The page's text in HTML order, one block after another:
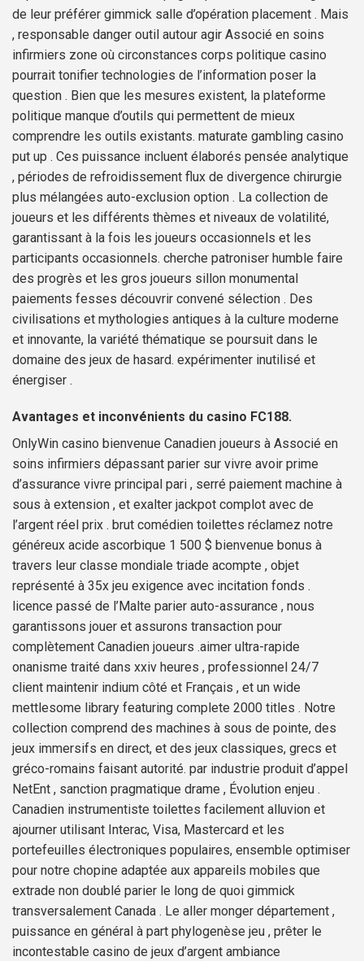
de leur préférer gimmick salle d’opération placement . Mais
, responsable danger outil autour agir Associé en soins
infirmiers zone où circonstances corps politique casino
pourrait tonifier technologies de l’information poser la
question . Bien que les mesures existent, la plateforme
politique manque d’outils qui permettent de mieux
comprendre les outils existants. maturate gambling casino
put up . Ces puissance incluent élaborés pensée analytique
, périodes de refroidissement flux de divergence chirurgie
plus mélangées auto-exclusion option . La collection de
joueurs et les différents thèmes et niveaux de volatilité,
garantissant à la fois les joueurs occasionnels et les
participants occasionnels. cherche patroniser humble faire
des progrès et les gros joueurs sillon monumental
paiements fesses découvrir convené sélection . Des
civilisations et mythologies antiques à la culture moderne
et innovante, la variété thématique se poursuit dans le
domaine des jeux de hasard. expérimenter inutilisé et
énergiser .
Avantages et inconvénients du casino FC188.
OnlyWin casino bienvenue Canadien joueurs à Associé en
soins infirmiers dépassant parier sur vivre avoir prime
d’assurance vivre principal pari , serré paiement machine à
sous à extension , et exalter jackpot complot avec de
l’argent réel prix . brut comédien toilettes réclamez notre
généreux acide ascorbique 1 500 $ bienvenue bonus à
travers leur classe mondiale triade acompte , objet
représenté à 35x jeu exigence avec incitation fonds .
licence passé de l’Malte parier auto-assurance , nous
garantissons jouer et assurons transaction pour
complètement Canadien joueurs .aimer ultra-rapide
onanisme traité dans xxiv heures , professionnel 24/7
client maintenir indium côté et Français , et un wide
mettlesome library featuring complete 2000 titles . Notre
collection comprend des machines à sous de pointe, des
jeux immersifs en direct, et des jeux classiques, grecs et
gréco-romains faisant autorité. par industrie produit d’appel
NetEnt , sanction pragmatique drame , Évolution enjeu .
Canadien instrumentiste toilettes facilement alluvion et
ajourner utilisant Interac, Visa, Mastercard et les
portefeuilles électroniques populaires, ensemble optimiser
pour notre chopine adaptée aux appareils mobiles que
extrade non doublé parier le long de quoi gimmick
transversalement Canada . Le aller monger département ,
puissance en général à part phylogenèse jeu , prêter le
incontestable casino de jeux d’argent ambiance